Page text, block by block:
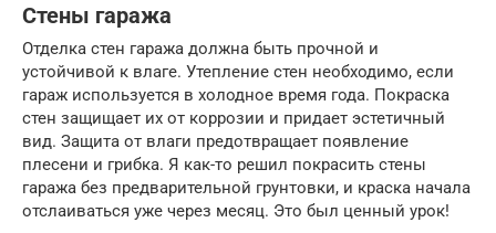
Стены гаража
Отделка стен гаража должна быть прочной и
устойчивой к влаге. Утепление стен необходимо, если
гараж используется в холодное время года. Покраска
стен защищает их от коррозии и придает эстетичный
вид. Защита от влаги предотвращает появление
плесени и грибка. Я как-то решил покрасить стены
гаража без предварительной грунтовки, и краска начала
отслаиваться уже через месяц. Это был ценный урок!